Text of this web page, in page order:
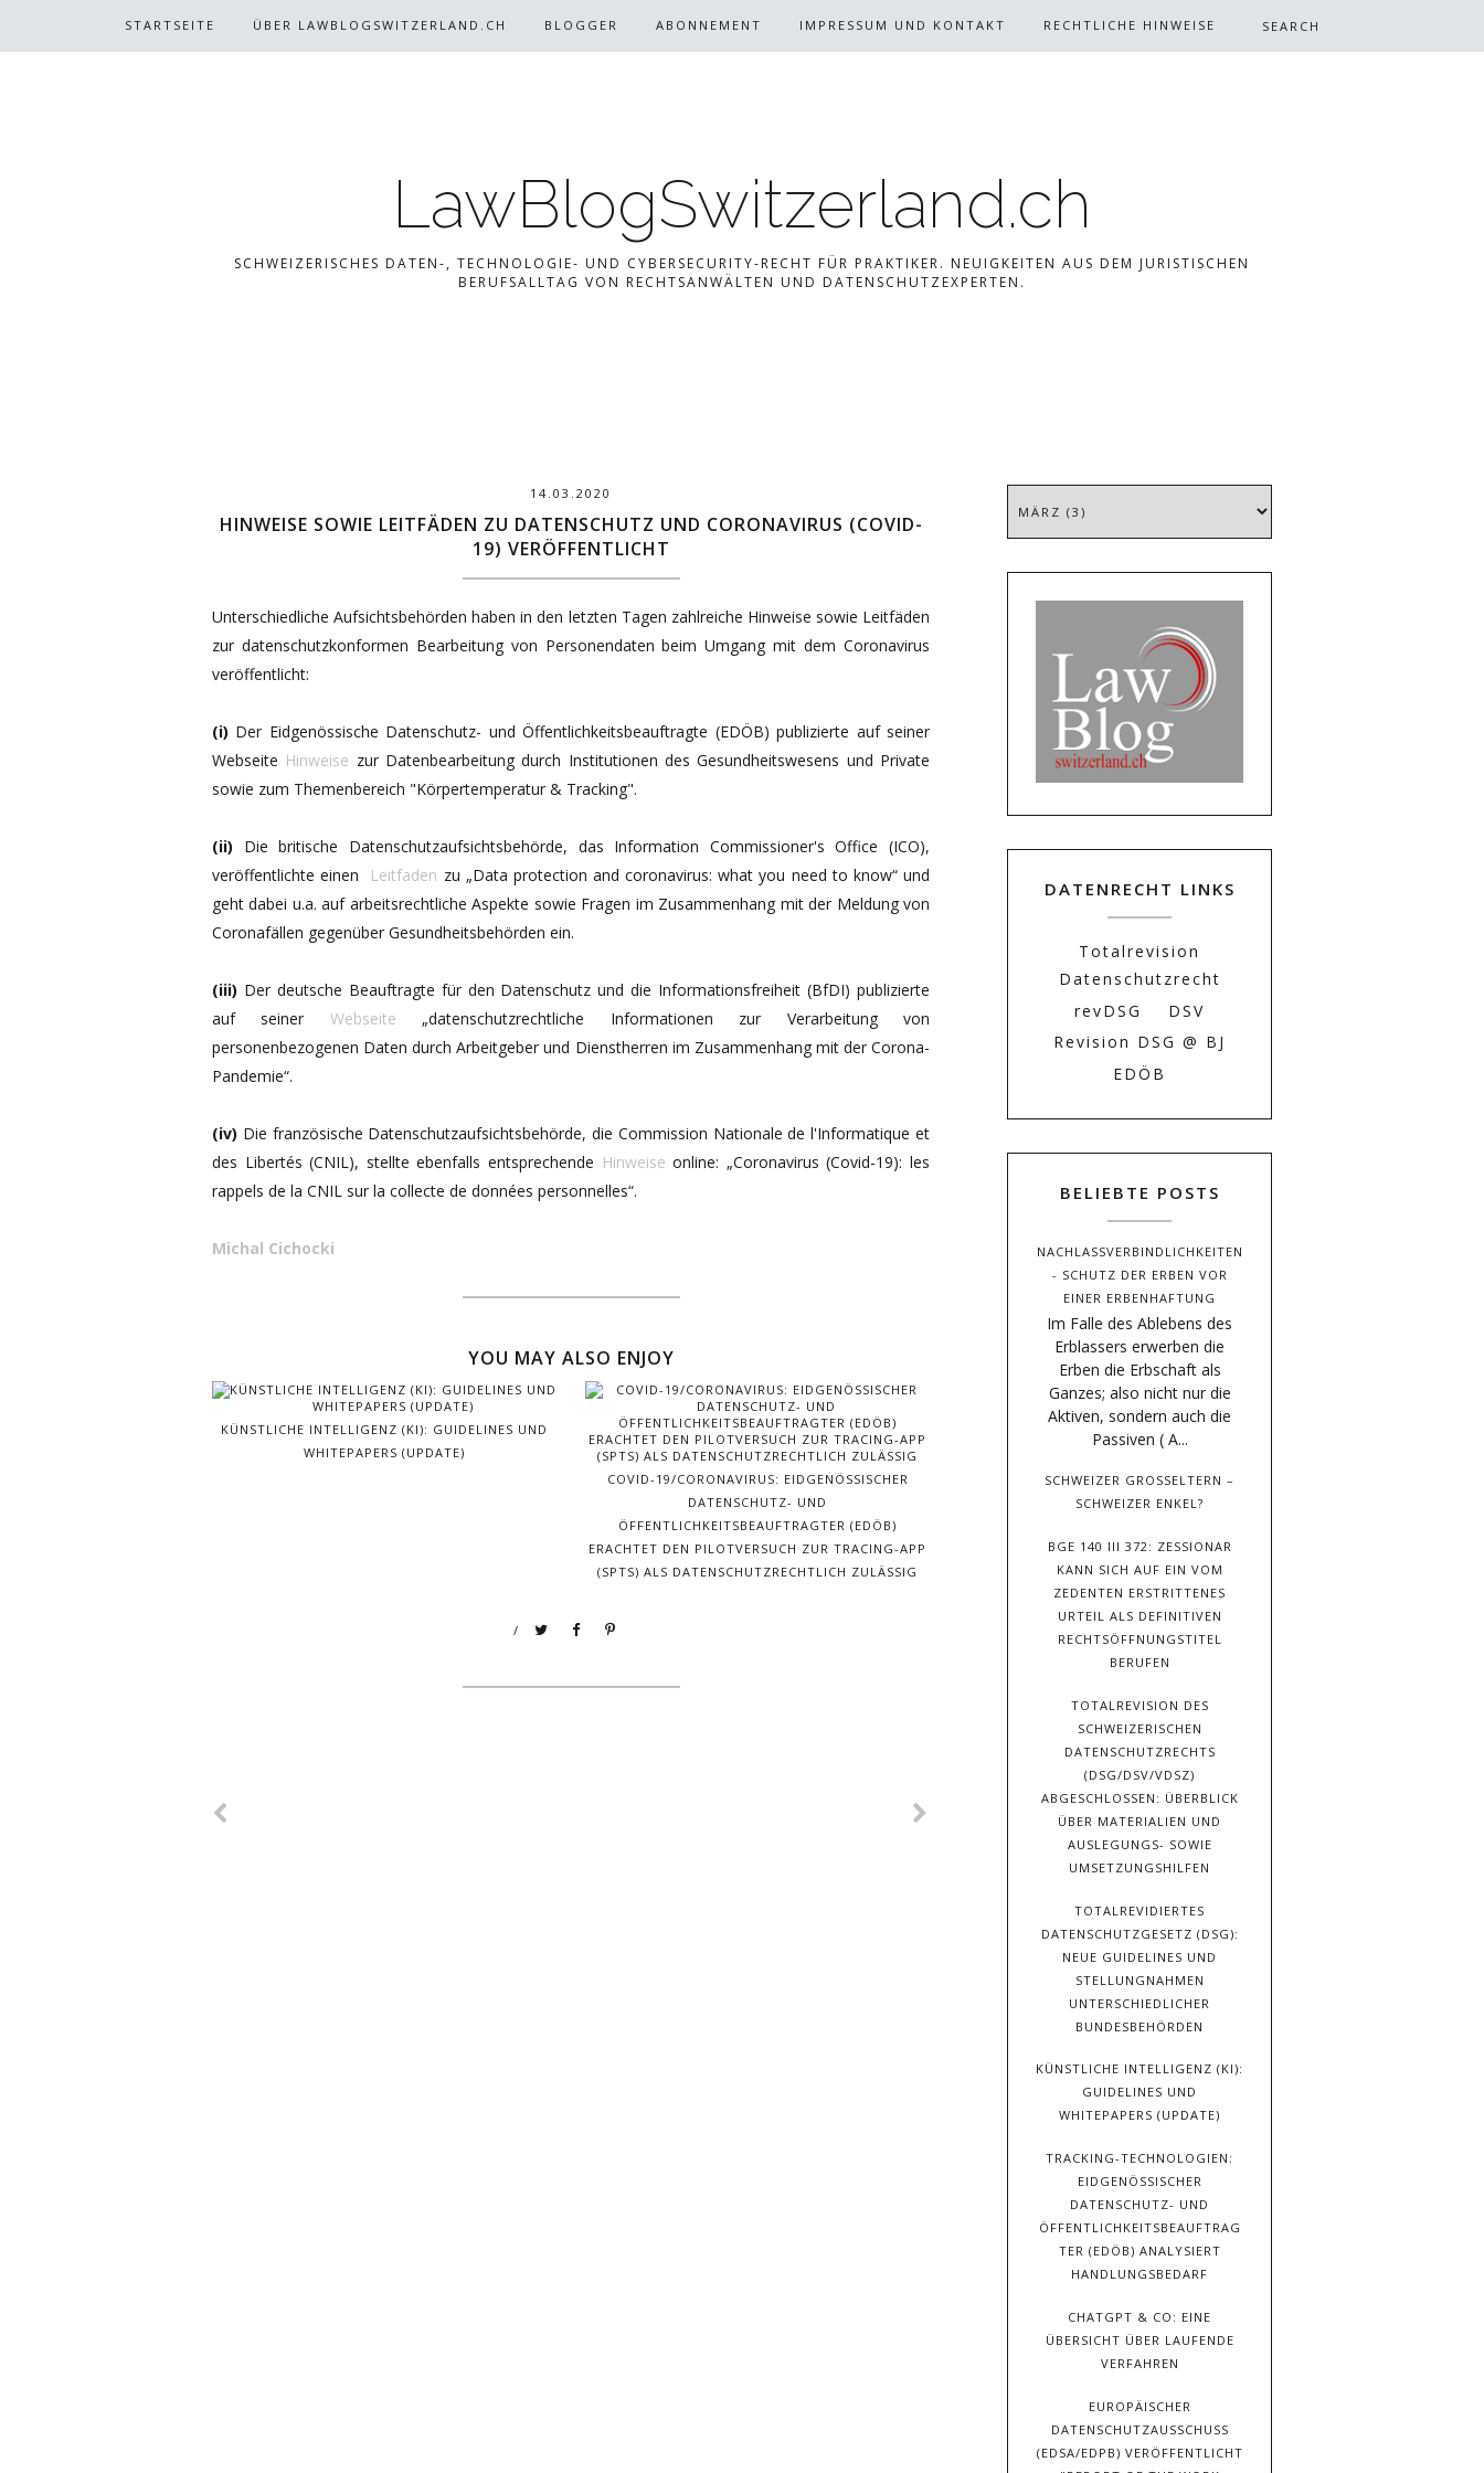
STARTSEITE ÜBER LAWBLOGSWITZERLAND.CH BLOGGER ABONNEMENT IMPRESSUM UND KONTAKT RECHTLICHE HINWEISE
LawBlogSwitzerland.ch
SCHWEIZERISCHES DATEN-, TECHNOLOGIE- UND CYBERSECURITY-RECHT FÜR PRAKTIKER. NEUIGKEITEN AUS DEM JURISTISCHEN
BERUFSALLTAG VON RECHTSANWÄLTEN UND DATENSCHUTZEXPERTEN.
14.03.2020
HINWEISE SOWIE LEITFÄDEN ZU DATENSCHUTZ UND CORONAVIRUS (COVID-
19) VERÖFFENTLICHT
Unterschiedliche Aufsichtsbehörden haben in den letzten Tagen zahlreiche Hinweise sowie Leitfäden
zur datenschutzkonformen Bearbeitung von Personendaten beim Umgang mit dem Coronavirus
veröffentlicht:
(i) Der Eidgenössische Datenschutz- und Öffentlichkeitsbeauftragte (EDÖB) publizierte auf seiner
Webseite Hinweise zur Datenbearbeitung durch Institutionen des Gesundheitswesens und Private
sowie zum Themenbereich "Körpertemperatur & Tracking".
(ii) Die britische Datenschutzaufsichtsbehörde, das Information Commissioner's Office (ICO),
veröffentlichte einen Leitfaden zu „Data protection and coronavirus: what you need to know“ und
geht dabei u.a. auf arbeitsrechtliche Aspekte sowie Fragen im Zusammenhang mit der Meldung von
Coronafällen gegenüber Gesundheitsbehörden ein.
(iii) Der deutsche Beauftragte für den Datenschutz und die Informationsfreiheit (BfDI) publizierte
auf seiner Webseite „datenschutzrechtliche Informationen zur Verarbeitung von
personenbezogenen Daten durch Arbeitgeber und Dienstherren im Zusammenhang mit der Corona-
Pandemie“.
(iv) Die französische Datenschutzaufsichtsbehörde, die Commission Nationale de l'Informatique et
des Libertés (CNIL), stellte ebenfalls entsprechende Hinweise online: „Coronavirus (Covid-19): les
rappels de la CNIL sur la collecte de données personnelles“.
Michal Cichocki
YOU MAY ALSO ENJOY
KÜNSTLICHE INTELLIGENZ (KI): GUIDELINES UND
WHITEPAPERS (UPDATE)
COVID-19/CORONAVIRUS: EIDGENÖSSISCHER
DATENSCHUTZ- UND
ÖFFENTLICHKEITSBEAUFTRAGTER (EDÖB)
ERACHTET DEN PILOTVERSUCH ZUR TRACING-APP
(SPTS) ALS DATENSCHUTZRECHTLICH ZULÄSSIG
/
DATENRECHT LINKS
Totalrevision
Datenschutzrecht
revDSG
DSV
Revision DSG @ BJ
EDÖB
BELIEBTE POSTS
NACHLASSVERBINDLICHKEITEN
- SCHUTZ DER ERBEN VOR
EINER ERBENHAFTUNG
Im Falle des Ablebens des
Erblassers erwerben die
Erben die Erbschaft als
Ganzes; also nicht nur die
Aktiven, sondern auch die
Passiven ( A...
SCHWEIZER GROSSELTERN –
SCHWEIZER ENKEL?
BGE 140 III 372: ZESSIONAR
KANN SICH AUF EIN VOM
ZEDENTEN ERSTRITTENES
URTEIL ALS DEFINITIVEN
RECHTSÖFFNUNGSTITEL
BERUFEN
TOTALREVISION DES
SCHWEIZERISCHEN
DATENSCHUTZRECHTS
(DSG/DSV/VDSZ)
ABGESCHLOSSEN: ÜBERBLICK
ÜBER MATERIALIEN UND
AUSLEGUNGS- SOWIE
UMSETZUNGSHILFEN
TOTALREVIDIERTES
DATENSCHUTZGESETZ (DSG):
NEUE GUIDELINES UND
STELLUNGNAHMEN
UNTERSCHIEDLICHER
BUNDESBEHÖRDEN
KÜNSTLICHE INTELLIGENZ (KI):
GUIDELINES UND
WHITEPAPERS (UPDATE)
TRACKING-TECHNOLOGIEN:
EIDGENÖSSISCHER
DATENSCHUTZ- UND
ÖFFENTLICHKEITSBEAUFTRAG
TER (EDÖB) ANALYSIERT
HANDLUNGSBEDARF
CHATGPT & CO: EINE
ÜBERSICHT ÜBER LAUFENDE
VERFAHREN
EUROPÄISCHER
DATENSCHUTZAUSSCHUSS
(EDSA/EDPB) VERÖFFENTLICHT